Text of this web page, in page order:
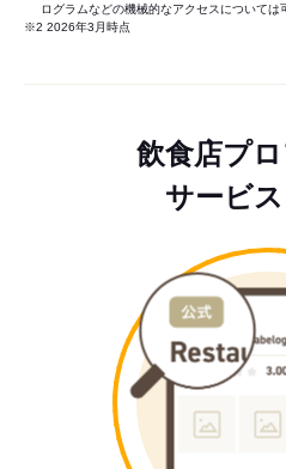
ログラムなどの機械的なアクセスについては
※2 2026年3月時点
飲食店プ
サービ